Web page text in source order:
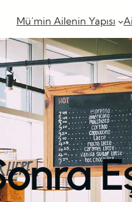
Mü’min Ailenin Yapısı